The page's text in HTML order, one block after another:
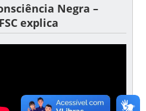
Negra –
explica